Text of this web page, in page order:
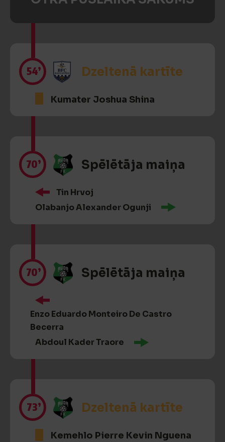
54’ Dzeltenā kartīte
Kumater Joshua Shina
70’ Spēlētāja maiņa
Tin Hrvoj
Olabanjo Alexander Ogunji
70’ Spēlētāja maiņa
Enzo Eduardo Monteiro De Castro
Becerra
Abdoul Kader Traore
73’ Dzeltenā kartīte
Kemehlo Pierre Kevin Nguena